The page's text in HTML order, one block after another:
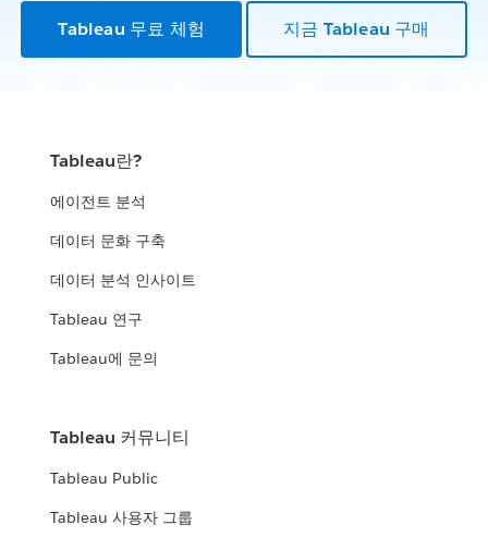
Tableau 무료 체험 지금 Tableau 구매
Tableau란?
에이전트 분석
데이터 문화 구축
데이터 분석 인사이트
Tableau 연구
Tableau에 문의
Tableau 커뮤니티
Tableau Public
Tableau 사용자 그룹